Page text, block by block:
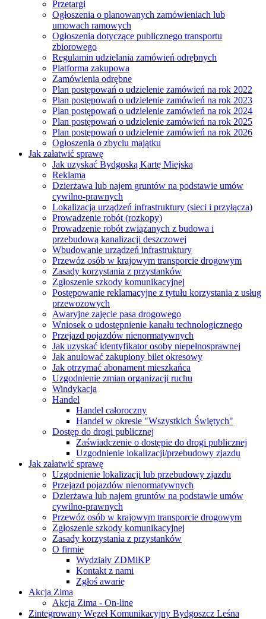
Przetargi
Ogłoszenia o planowanych zamówieniach lub
umowach ramowych
Ogłoszenia dotyczące publicznego transportu
zbiorowego
Regulamin udzielania zamówień odrębnych
Platforma zakupowa
Zamówienia odrębne
Plan postępowań o udzielenie zamówień na rok 2022
Plan postępowań o udzielenie zamówień na rok 2023
Plan postępowań o udzielenie zamówień na rok 2024
Plan postępowań o udzielenie zamówień na rok 2025
Plan postępowań o udzielenie zamówień na rok 2026
Ogłoszenia o zbyciu majątku
Jak załatwić sprawę
Jak uzyskać Bydgoską Kartę Miejską
Reklama
Dzierżawa lub najem gruntów na podstawie umów
cywilno-prawnych
Lokalizacja urządzeń infrastruktury (sieci i przyłącza)
Prowadzenie robót (rozkopy)
Prowadzenie robót związanych z budowa i
przebudową kanalizacji deszczowej
Wbudowanie urządzeń infrastruktury
Przewóz osób w krajowym transporcie drogowym
Zasady korzystania z przystanków
Zgłoszenie szkody komunikacyjnej
Postępowanie reklamacyjne z tytułu korzystania z usług
przewozowych
Awaryjne zajęcie pasa drogowego
Wniosek o udostępnienie kanału technologicznego
Przejazd pojazdów nienormatywnych
Jak uzyskać identyfikator osoby niepełnosprawnej
Jak anulować zakupiony bilet okresowy
Jak otrzymać abonament mieszkańca
Uzgodnienie zmian organizacji ruchu
Windykacja
Handel
Handel całoroczny
Handel w okresie "Wszystkich Świętych"
Dostęp do drogi publicznej
Zaświadczenie o dostępie do drogi publicznej
Uzgodnienie lokalizacji/przebudowy zjazdu
Jak załatwić sprawę
Uzgodnienie lokalizacji lub przebudowy zjazdu
Przejazd pojazdów nienormatywnych
Dzierżawa lub najem gruntów na podstawie umów
cywilno-prawnych
Przewóz osób w krajowym transporcie drogowym
Zgłoszenie szkody komunikacyjnej
Zasady korzystania z przystanków
O firmie
Wydziały ZDMiKP
Kontakt z nami
Zgłoś awarię
Akcja Zima
Akcja Zima - On-line
Zintegrowany Węzeł Komunikacyjny Bydgoszcz Leśna